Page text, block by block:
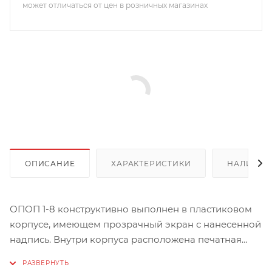
может отличаться от цен в розничных магазинах
ОПИСАНИЕ ХАРАКТЕРИСТИКИ НАЛИЧИЕ
ОПОП 1-8 конструктивно выполнен в пластиковом
корпусе, имеющем прозрачный экран с нанесенной
надпись. Внутри корпуса расположена печатная